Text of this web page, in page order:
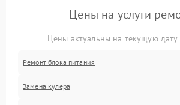
Цены на услуги
Цены актуальны на текущую дату
Ремонт блока питания
Замена кулера